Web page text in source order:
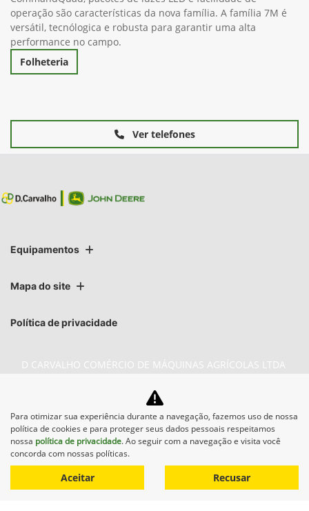
operação são características da nova família. A família 7M é
versátil, tecnólogica e robusta para garantir uma alta
performance no campo.
Folheteria
Ver telefones
Equipamentos
Mapa do site
Política de privacidade
D CARVALHO COMÉRCIO DE MÁQUINAS AGRÍCOLAS LTDA
CNPJ: 74.376.401/0007-72
No trânsito, enxergar o outro salva vidas.
Para otimizar sua experiência durante a navegação, fazemos uso de nossa
política de cookies e para proteger seus dados pessoais respeitamos
nossa política de privacidade. Ao seguir com a navegação e visita você
concorda com nossas políticas.
Aceitar Recusar